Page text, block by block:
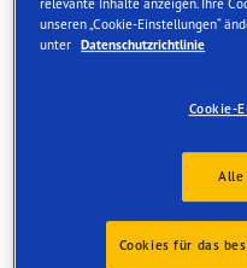
Dienste online und vor
relevante Inhalte anzeigen. Ihre
unseren „Cookie-Einstellungen“
unter Datenschutzrichtlinie
Cookie-
Alle
Cookies für das